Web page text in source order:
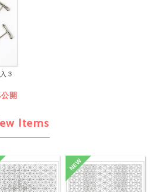
3
開
Items
NEW